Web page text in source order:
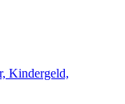
Kindergeld,